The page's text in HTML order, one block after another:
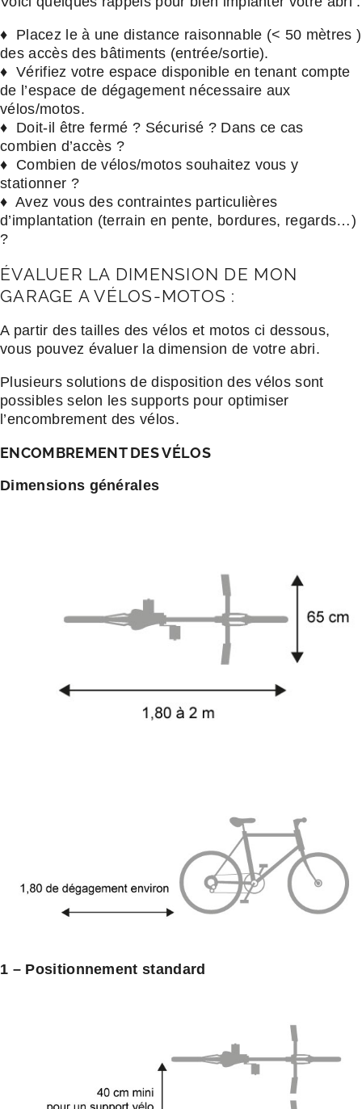
♦ Placez le à une distance raisonnable (< 50 mètres )
des accès des bâtiments (entrée/sortie).
♦ Vérifiez votre espace disponible en tenant compte
de l’espace de dégagement nécessaire aux
vélos/motos.
♦ Doit-il être fermé ? Sécurisé ? Dans ce cas
combien d’accès ?
♦ Combien de vélos/motos souhaitez vous y
stationner ?
♦ Avez vous des contraintes particulières
d’implantation (terrain en pente, bordures, regards…)
?
ÉVALUER LA DIMENSION DE MON
GARAGE A VÉLOS-MOTOS :
A partir des tailles des vélos et motos ci dessous,
vous pouvez évaluer la dimension de votre abri.
Plusieurs solutions de disposition des vélos sont
possibles selon les supports pour optimiser
l’encombrement des vélos.
ENCOMBREMENT DES VÉLOS
Dimensions générales
1 – Positionnement standard